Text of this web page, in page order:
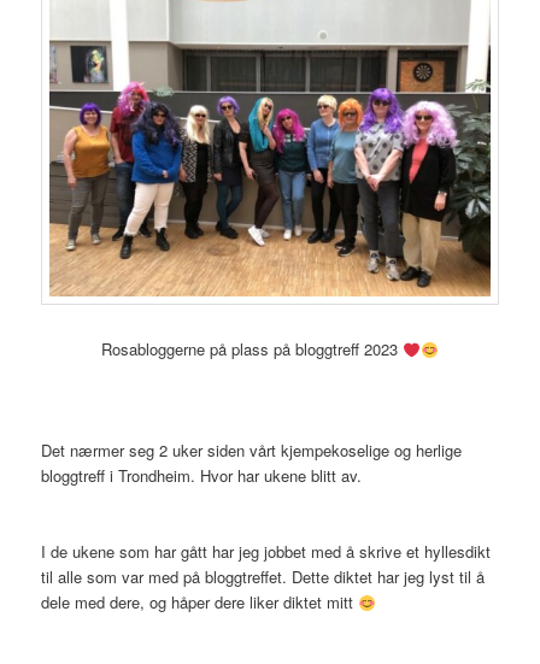
Rosabloggerne på plass på bloggtreff 2023
Det nærmer seg 2 uker siden vårt kjempekoselige og herlige
bloggtreff i Trondheim. Hvor har ukene blitt av.
I de ukene som har gått har jeg jobbet med å skrive et hyllesdikt
til alle som var med på bloggtreffet. Dette diktet har jeg lyst til å
dele med dere, og håper dere liker diktet mitt